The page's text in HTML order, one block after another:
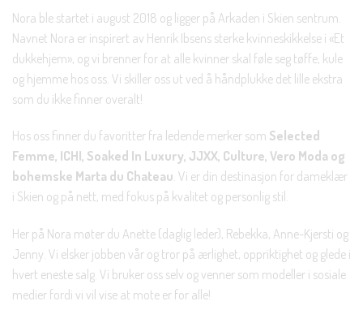
Nora ble startet i august 2018 og ligger på Arkaden i Skien sentrum.
Navnet Nora er inspirert av Henrik Ibsens sterke kvinneskikkelse i «Et
dukkehjem», og vi brenner for at alle kvinner skal føle seg tøffe, kule
og hjemme hos oss. Vi skiller oss ut ved å håndplukke det lille ekstra
som du ikke finner overalt!
Hos oss finner du favoritter fra ledende merker som Selected
Femme, ICHI, Soaked In Luxury, JJXX, Culture, Vero Moda og
bohemske Marta du Chateau. Vi er din destinasjon for dameklær
i Skien og på nett, med fokus på kvalitet og personlig stil.
Her på Nora møter du Anette (daglig leder), Rebekka, Anne-Kjersti og
Jenny. Vi elsker jobben vår og tror på ærlighet, oppriktighet og glede i
hvert eneste salg. Vi bruker oss selv og venner som modeller i sosiale
medier fordi vi vil vise at mote er for alle!
Nei takk, Jeg er ikke interessert